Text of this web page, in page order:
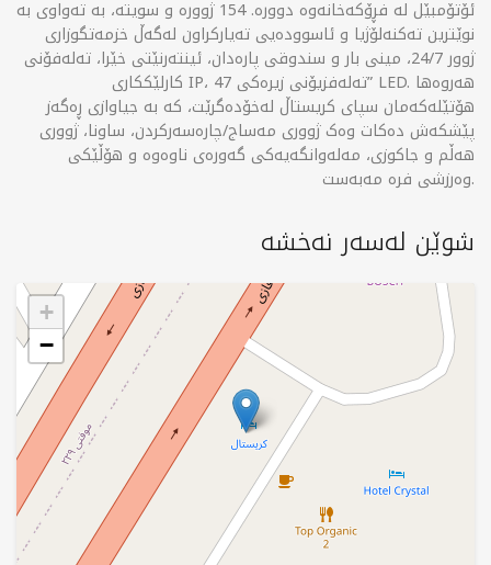
ئۆتۆمبێل لە فڕۆکەخانەوە دوورە. 154 ژوورە و سویتە، بە تەواوی بە
نوێترین تەکنەلۆژیا و ئاسوودەیی تەیارکراون لەگەڵ خزمەتگوزاری
ژوور 24/7، مینی بار و سندوقی پارەدان، ئینتەرنێتی خێرا، تەلەفۆنی
کارلێککاری IP، تەلەفزیۆنی زیرەکی 47” LED. هەروەها
هۆتێلەکەمان سپای کریستاڵ لەخۆدەگرێت، کە بە جیاوازی ڕەگەز
پێشکەش دەکات وەک ژووری مەساج/چارەسەرکردن، ساونا، ژووری
هەڵم و جاکوزی، مەلەوانگەیەکی گەورەی ناوەوە و هۆڵێکی
وەرزشی فرە مەبەست.
شوێن لەسەر نەخشە
+
−